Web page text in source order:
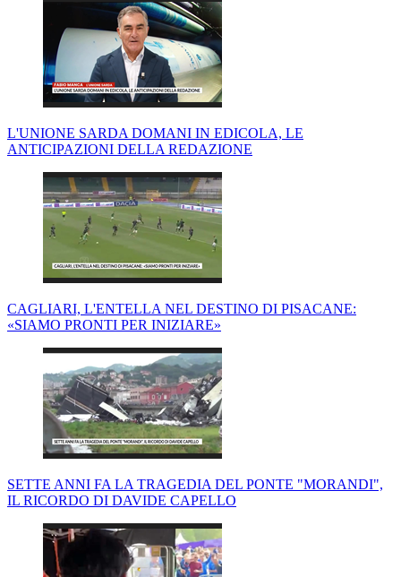
L'UNIONE SARDA DOMANI IN EDICOLA, LE
ANTICIPAZIONI DELLA REDAZIONE
CAGLIARI, L'ENTELLA NEL DESTINO DI PISACANE:
«SIAMO PRONTI PER INIZIARE»
SETTE ANNI FA LA TRAGEDIA DEL PONTE "MORANDI",
IL RICORDO DI DAVIDE CAPELLO